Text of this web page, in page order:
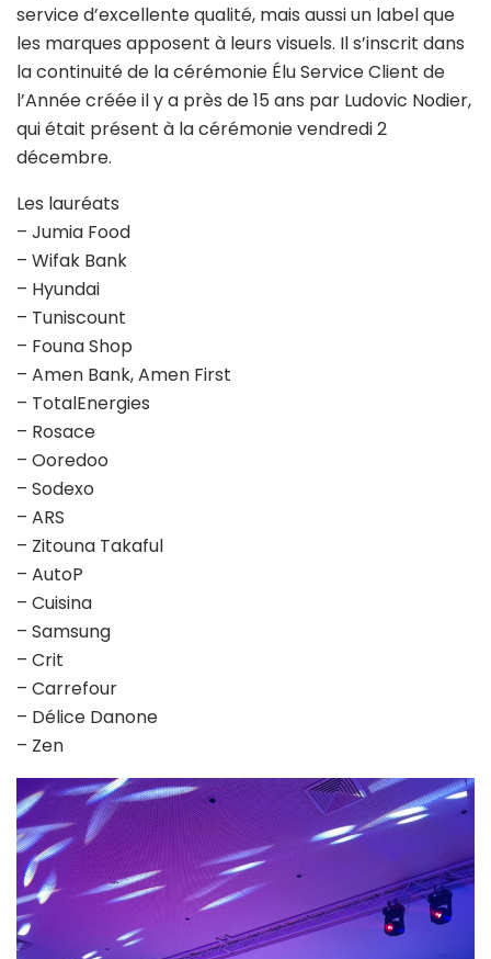
service d’excellente qualité, mais aussi un label que
les marques apposent à leurs visuels. Il s’inscrit dans
la continuité de la cérémonie Élu Service Client de
l’Année créée il y a près de 15 ans par Ludovic Nodier,
qui était présent à la cérémonie vendredi 2
décembre.
Les lauréats
– Jumia Food
– Wifak Bank
– Hyundai
– Tuniscount
– Founa Shop
– Amen Bank, Amen First
– TotalEnergies
– Rosace
– Ooredoo
– Sodexo
– ARS
– Zitouna Takaful
– AutoP
– Cuisina
– Samsung
– Crit
– Carrefour
– Délice Danone
– Zen